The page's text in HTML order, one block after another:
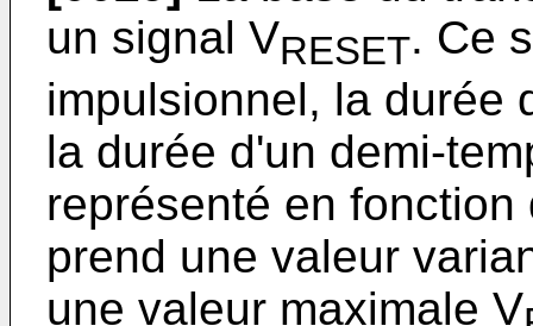
un signal VRESET. Ce
impulsionnel, la durée
la durée d'un demi-
représenté en
prend une valeur
une valeur maximale V